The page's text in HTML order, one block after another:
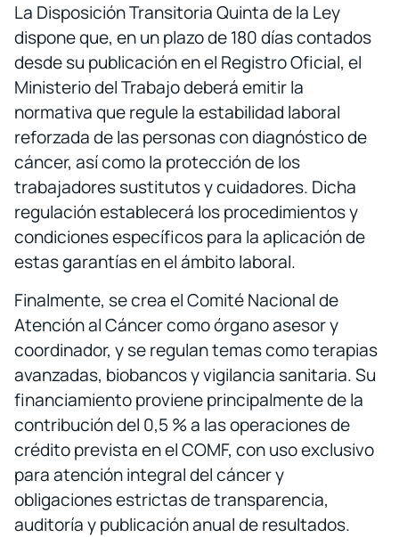
La Disposición Transitoria Quinta de la Ley
dispone que, en un plazo de 180 días contados
desde su publicación en el Registro Oficial, el
Ministerio del Trabajo deberá emitir la
normativa que regule la estabilidad laboral
reforzada de las personas con diagnóstico de
cáncer, así como la protección de los
trabajadores sustitutos y cuidadores. Dicha
regulación establecerá los procedimientos y
condiciones específicos para la aplicación de
estas garantías en el ámbito laboral.
Finalmente, se crea el Comité Nacional de
Atención al Cáncer como órgano asesor y
coordinador, y se regulan temas como terapias
avanzadas, biobancos y vigilancia sanitaria. Su
financiamiento proviene principalmente de la
contribución del 0,5 % a las operaciones de
crédito prevista en el COMF, con uso exclusivo
para atención integral del cáncer y
obligaciones estrictas de transparencia,
auditoría y publicación anual de resultados.